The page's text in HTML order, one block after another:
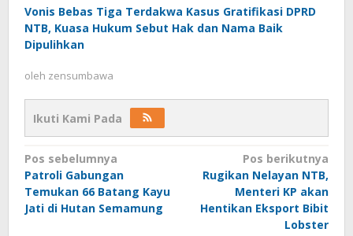
Vonis Bebas Tiga Terdakwa Kasus Gratifikasi DPRD
NTB, Kuasa Hukum Sebut Hak dan Nama Baik
Dipulihkan
oleh zensumbawa
Ikuti Kami Pada
Navigasi
pos
Pos sebelumnya
Patroli Gabungan
Temukan 66 Batang Kayu
Jati di Hutan Semamung
Pos berikutnya
Rugikan Nelayan NTB,
Menteri KP akan
Hentikan Eksport Bibit
Lobster